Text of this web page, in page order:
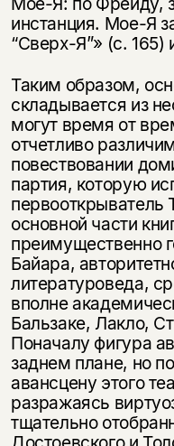
инстанция. Мое-Я
“Сверх-Я”» (с. 165)
Таким образом,
складывается из
могут время от
отчетливо
повествовании
партия, которую
первооткрыватель
основной части
преимущественно
Байара,
литературоведа,
вполне
Бальзаке, Лакло,
Поначалу фигура
заднем плане, но
авансцену этого
разражаясь
тщательно